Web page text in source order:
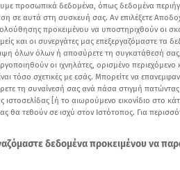
προσωπικά δεδομένα, όπως δεδομένα
σε αυτά στη συσκευή σας. Αν επιλέξετε
προκειμένου να υποστηριχθούν οι
και οι συνεργάτες μας επεξεργαζόμαστε τα
όλων όλων ή αποσύρετε τη συγκατάθεσή
οι ιχνηλάτες, ορισμένο περιεχόμενο
τόσο σχετικές με εσάς. Μπορείτε να
τη συναίνεσή σας ανά πάσα στιγμή
ιστοσελίδας [ή το αιωρούμενο εικονίδιο στο
θα τεθούν σε ισχύ στον Ιστότοπος. Για
δεδομένα προκειμένου να